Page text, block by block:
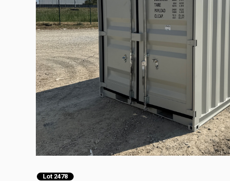
Lot 2478